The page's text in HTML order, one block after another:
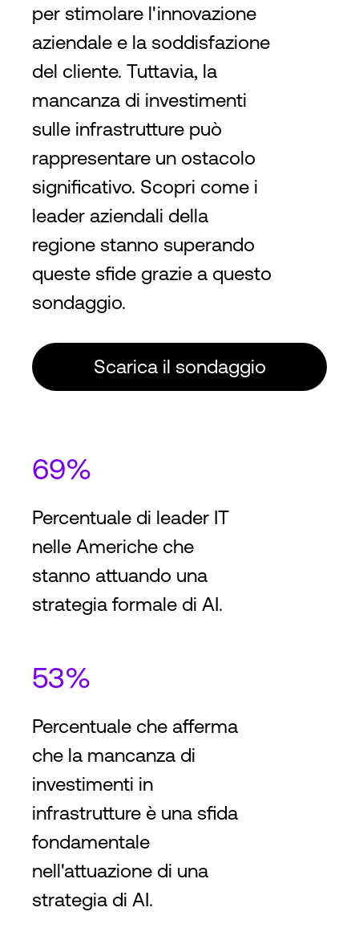
2820 Northwestern Parkway Santa
Clara, CA 95051
3,500 m2 37,500 ft2 N+1 Cooling
Silicon Valley
SJC35
3205 Alfred Street, Santa Clara, CA
6,100 m2 65,500 ft 2 N+1 Cooling
Silicon Valley
SJC37
37,150 m2
per stimolare l'innovazione
aziendale e la soddisfazione
del cliente. Tuttavia, la
mancanza di investimenti
sulle infrastrutture può
rappresentare un ostacolo
significativo. Scopri come i
leader aziendali della
regione stanno superando
queste sfide grazie a questo
sondaggio.
Scarica il sondaggio
69%
Percentuale di leader IT
nelle Americhe che
stanno attuando una
strategia formale di AI.
53%
Percentuale che afferma
che la mancanza di
investimenti in
infrastrutture è una sfida
fondamentale
nell'attuazione di una
strategia di AI.